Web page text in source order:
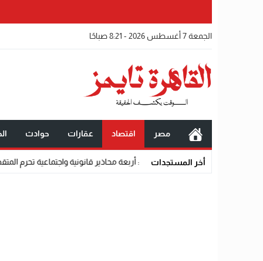
الجمعة 7 أغسطس 2026 - 8:21 صباحًا
مصر اقتصاد عقارات حوادث
أخر المستجدات